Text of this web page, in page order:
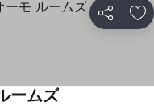
シェア お
ームズ